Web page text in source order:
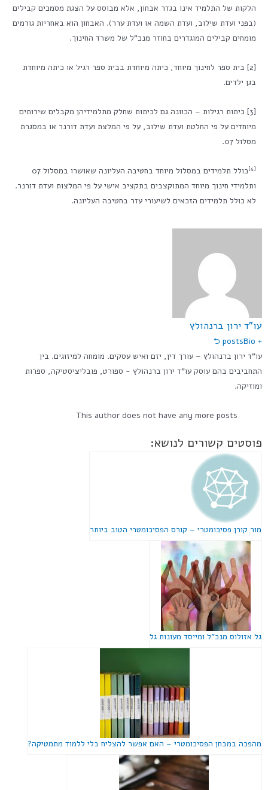
הלקות של התלמיד אינו בגדר אבחון, אלא מבוסס על הצגת מסמכים קבילים
(בפני ועדת שילוב, ועדת השמה או ועדת ערר). האבחון הוא באחריות גורמים
מומחים קבילים המוגדרים בחוזר מנכ"ל של משרד החינוך.
[2] בית ספר לחינוך מיוחד, כיתה מיוחדת בבית ספר רגיל או כיתה מיוחדת
בגן ילדים.
[3] כיתות רגילות – הכוונה גם לכיתות שחלק מתלמידיהן מקבלים שירותים
מיוחדים על פי החלטת ועדת שילוב, על פי המלצת ועדת דורנר או במסגרת
מסלול 07.
[4]
כולל תלמידים במסלול מיוחד בחטיבה העליונה שאושרו במסלול 07
ותלמידי חינוך מיוחד המתוקצבים בתקציב אישי על פי המלצות ועדת דורנר.
לא כולל תלמידים הזכאים לשיעורי עזר בחטיבה העליונה.
עו"ד ירון ברנהולץ
+ posts
Bio ⮌
עו”ד ירון ברנהולץ – עורך דין, יזם ואיש עסקים. מומחה למיזוגים. בין
התחביבים בהם עוסק עו"ד ירון ברנהולץ - ספורט, פובליציסטיקה, ספרות
ומוזיקה.
This author does not have any more posts
פוסטים קשורים לנושא:
מור קורן פסיכומטרי – קורס הפסיכומטרי הטוב ביותר
גל אזולוס מנכ"ל ומייסד מעונות גל
מהפכה במבחן הפסיכומטרי – האם אפשר להצליח בלי ללמוד מתמטיקה?